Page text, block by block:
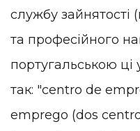
службу зайнятості
та професійного
португальською ці
так: "centro de
emprego (dos